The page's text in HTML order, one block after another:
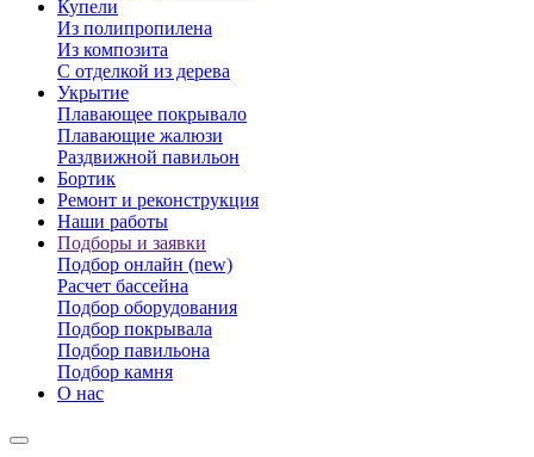
Купели
Из полипропилена
Из композита
С отделкой из дерева
Укрытие
Плавающее покрывало
Плавающие жалюзи
Раздвижной павильон
Бортик
Ремонт и реконструкция
Наши работы
Подборы и заявки
Подбор онлайн (new)
Расчет бассейна
Подбор оборудования
Подбор покрывала
Подбор павильона
Подбор камня
О нас